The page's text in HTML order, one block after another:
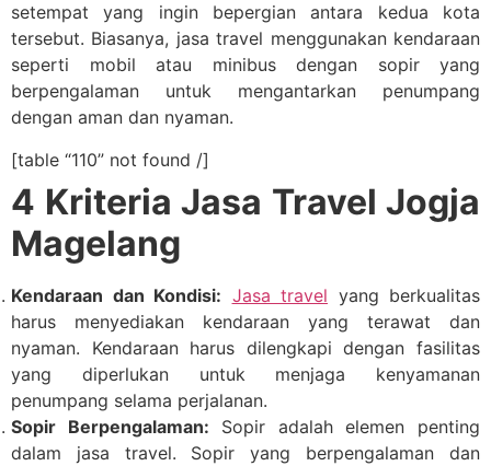
setempat yang ingin bepergian antara kedua kota
tersebut. Biasanya, jasa travel menggunakan kendaraan
seperti mobil atau minibus dengan sopir yang
berpengalaman untuk mengantarkan penumpang
dengan aman dan nyaman.
[table “110” not found /]
4 Kriteria Jasa Travel Jogja
Magelang
Kendaraan dan Kondisi: Jasa travel yang berkualitas
harus menyediakan kendaraan yang terawat dan
nyaman. Kendaraan harus dilengkapi dengan fasilitas
yang diperlukan untuk menjaga kenyamanan
penumpang selama perjalanan.
Sopir Berpengalaman: Sopir adalah elemen penting
dalam jasa travel. Sopir yang berpengalaman dan